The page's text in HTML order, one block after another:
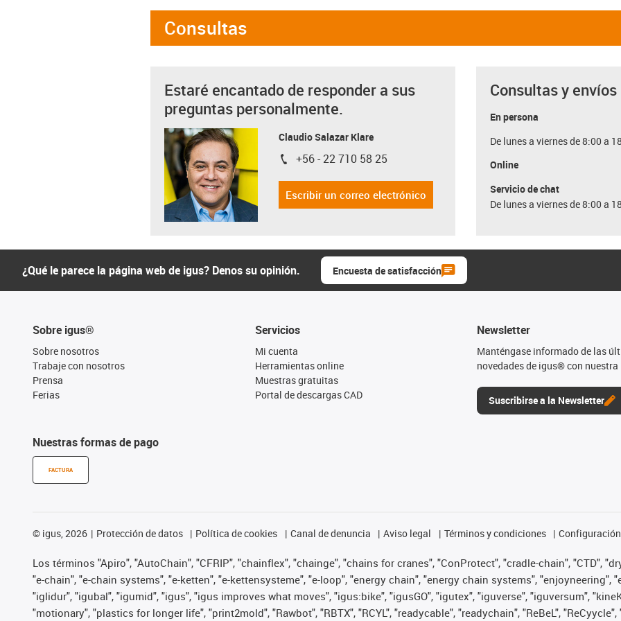
Consultas
Estaré encantado de responder a sus
preguntas personalmente.
Claudio Salazar Klare
igus-icon-phone
+56 - 22 710 58 25
Escribir un correo electrónico
Consultas y envíos
En persona
De lunes a viernes de 8:00 a
Online
Servicio de chat
De lunes a viernes de 8:00 a
¿Qué le parece la página web de igus? Denos su opinión. Encuesta de satisfacción
Sobre igus®
Sobre nosotros
Trabaje con nosotros
Prensa
Ferias
Nuestras formas de pago
FACTURA
Servicios
Mi cuenta
Herramientas online
Muestras gratuitas
Portal de descargas CAD
Newsletter
Manténgase informado de las
novedades de igus® con nuestra
Suscribirse a la Newsletter
© igus, 2026 Protección de datos Política de cookies Canal de denuncia Aviso legal Términos y condiciones
Los términos "Apiro", "AutoChain", "CFRIP", "chainflex", "chainge", "chains for cranes", "ConProtect", "cradle-chain", "CTD",
"e-chain", "e-chain systems", "e-ketten", "e-kettensysteme", "e-loop", "energy chain", "energy chain systems", "enjoyneering",
"iglidur", "igubal", "igumid", "igus", "igus improves what moves", "igus:bike", "igusGO", "igutex", "iguverse", "iguversum",
"motionary", "plastics for longer life", "print2mold", "Rawbot", "RBTX", "RCYL", "readycable", "readychain", "ReBeL",